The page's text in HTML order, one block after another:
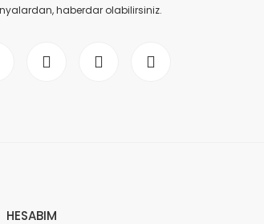
haberdar olabilirsiniz.
HESABIM